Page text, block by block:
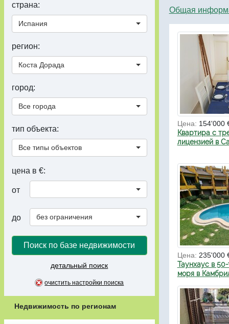
страна:
Испания
регион:
Коста Дорада
город:
Все города
тип объекта:
Все типы объектов
цена в €:
от
до без ограничения
Поиск по базе недвижимости
детальный поиск
очистить настройки поиска
Недвижимость по регионам
Общая
Цена: 154'000
Квартира с
лицензией в
Цена: 235'000
Таунхаус в
моря в